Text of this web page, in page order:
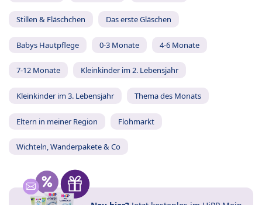
Stillen & Fläschchen Das erste Gläschen
Babys Hautpflege 0-3 Monate 4-6 Monate
7-12 Monate Kleinkinder im 2. Lebensjahr
Kleinkinder im 3. Lebensjahr Thema des Monats
Eltern in meiner Region Flohmarkt
Wichteln, Wanderpakete & Co